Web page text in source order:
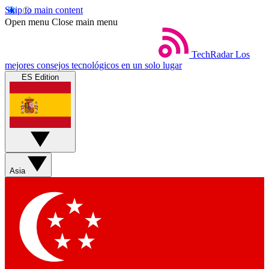
Skip to main content
Open menu Close main menu
TechRadar Los
mejores consejos tecnológicos en un solo lugar
ES Edition
Asia